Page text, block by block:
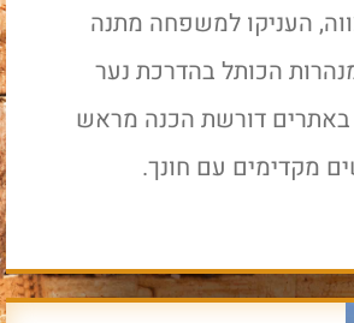
העניקו למשפחה מתנה
הכותל בהדרכת נער
דורשת הכנה מראש